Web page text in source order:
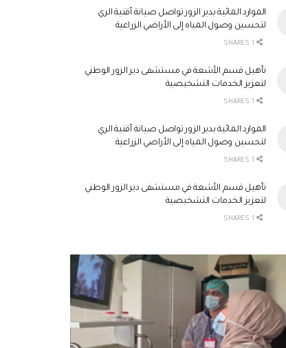
الموارد المائية بدير الزور تواصل صيانة أقنية الري
لتحسين وصول المياه إلى الأراضي الزراعية
تأهيل قسم الأشعة في مستشفى دير الزور الوطني
لتعزيز الخدمات التشخيصية
الموارد المائية بدير الزور تواصل صيانة أقنية الري
لتحسين وصول المياه إلى الأراضي الزراعية
تأهيل قسم الأشعة في مستشفى دير الزور الوطني
لتعزيز الخدمات التشخيصية